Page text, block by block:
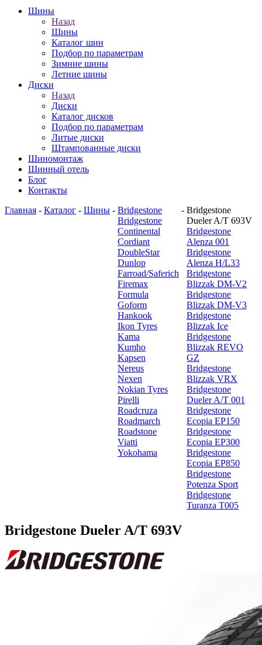
Шины
Назад
Шины
Каталог шин
Подбор по параметрам
Зимние шины
Летние шины
Диски
Назад
Диски
Каталог дисков
Подбор по параметрам
Литые диски
Штампованные диски
Шиномонтаж
Шинный отель
Блог
Контакты
Главная - Каталог - Шины - Bridgestone
Bridgestone
Continental
Cordiant
DoubleStar
Dunlop
Farroad/Saferich
Firemax
Formula
Goform
Hankook
Ikon Tyres
Kama
Kumho
Kapsen
Nereus
Nexen
Nokian Tyres
Pirelli
Roadcruza
Roadmarch
Roadstone
Viatti
Yokohama
- Bridgestone
Dueler A/T 693V
Bridgestone
Alenza 001
Bridgestone
Alenza H/L33
Bridgestone
Blizzak DM-V2
Bridgestone
Blizzak DM-V3
Bridgestone
Blizzak Ice
Bridgestone
Blizzak REVO
GZ
Bridgestone
Blizzak VRX
Bridgestone
Dueler A/T 001
Bridgestone
Ecopia EP150
Bridgestone
Ecopia EP300
Bridgestone
Ecopia EP850
Bridgestone
Potenza Sport
Bridgestone
Turanza T005
Bridgestone Dueler A/T 693V